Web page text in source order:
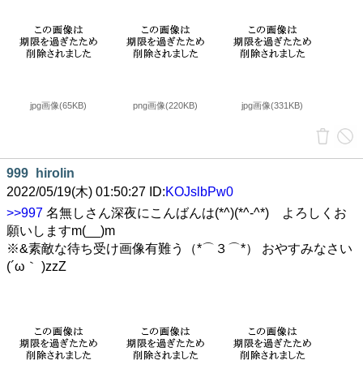
jpg画像(65KB) png画像(220KB) jpg画像(331KB)
999
hirolin
2022/05/19(木) 01:50:27 ID:KOJslbPw0
>>997 名無しさん深夜にこんばんは(*^)(*^-^*)ゞよろしくお
願いしますm(__)m
※&素敵な待ち受け画像有難う（*⌒３⌒*） おやすみなさい
(´ω｀ )zzZ